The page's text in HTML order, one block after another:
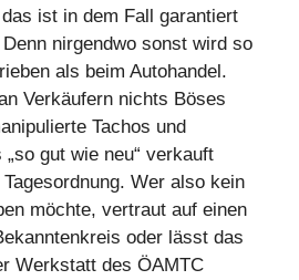
ist in dem Fall garantiert
nirgendwo sonst wird so
als beim Autohandel.
Verkäufern nichts Böses
Tachos und
gut wie neu“ verkauft
Wer also kein
möchte, vertraut auf einen
oder lässt das
Werkstatt des ÖAMTC